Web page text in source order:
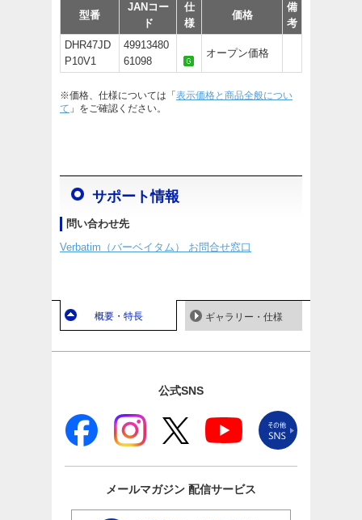
型番
JANコー
ド
仕
様
価格
備
考
DHR47JD
P10V1
49913480
61098
オープン価格
※価格、仕様については「 表示価格と商品全般につい
て 」をご確認ください。
サポート情報
問い合わせ先
Verbatim（バーベイタム） お問合せ窓口
概要・特長 ギャラリー・仕様
公式SNS
メールマガジン 配信サービス